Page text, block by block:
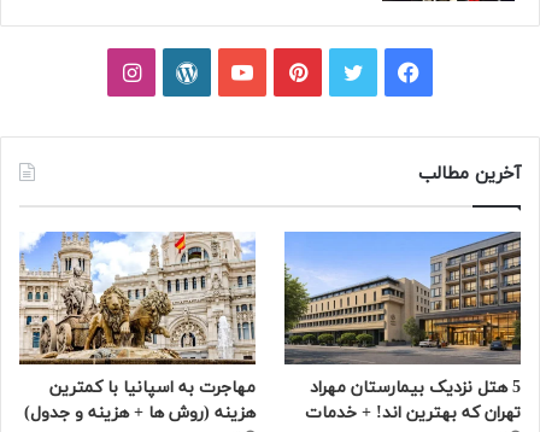
فیسبوکتوییترپینتریستیوتیوبوردپرساینستاگرام
آخرین مطالب
5 هتل نزدیک بیمارستان مهراد
تهران که بهترین‌ اند! + خدمات
مهاجرت به اسپانیا با کمترین
هزینه (روش ها + هزینه و جدول)